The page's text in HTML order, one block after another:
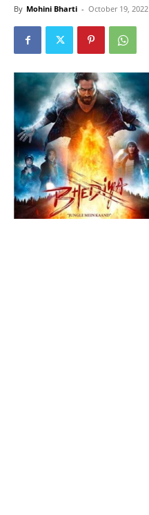
By Mohini Bharti - October 19, 2022